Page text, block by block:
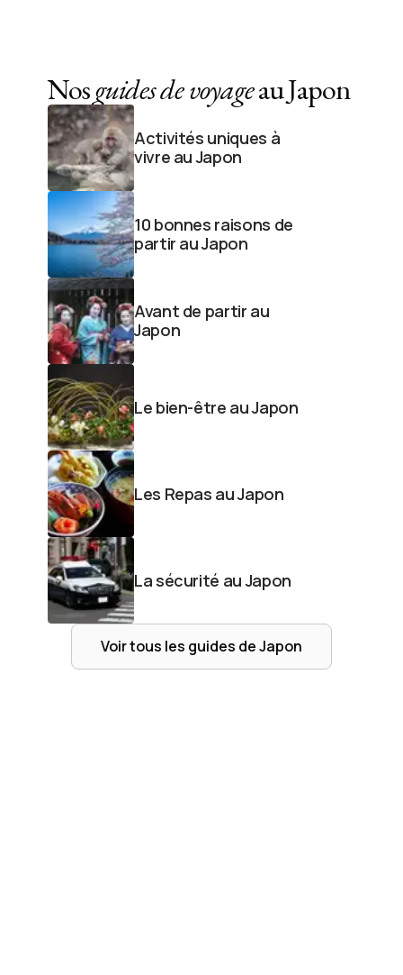
Nosguides de voyageau Japon
Activités uniques à
vivre au Japon
10 bonnes raisons de
partir au Japon
Avant de partir au
Japon
Le bien-être au Japon
Les Repas au Japon
La sécurité au Japon
Voir tous les guides deJapon